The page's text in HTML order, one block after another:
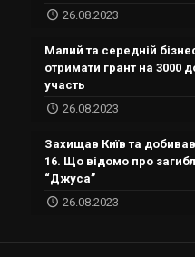
26.08.2023
Малий та середній
отримати грант на 3000
участь
26.08.2023
Захищав Київ та
16. Що відомо про
“Джуса”
26.08.2023